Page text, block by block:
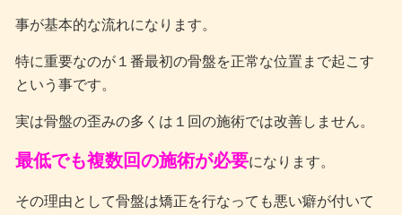
事が基本的な流れになります。
特に重要なのが１番最初の骨盤を正常な位置まで起こす
という事です。
実は骨盤の歪みの多くは１回の施術では改善しません。
最低でも複数回の施術が必要になります。
その理由として骨盤は矯正を行なっても悪い癖が付いて